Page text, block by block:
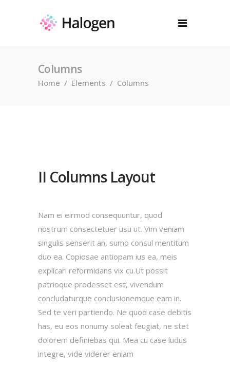
Columns
Home / Elements / Columns
II Columns Layout
Nam ei eirmod consequuntur, quod
nostrum consectetuer usu ut. Vim veniam
singulis senserit an, sumo consul mentitum
duo ea. Copiosae antiopam ius ea, meis
explicari reformidans vix cu.Ut possit
patrioque prodesset est, vivendum
concludaturque conclusionemque eam in.
Sed te veri partiendo. Ne quod case debitis
has, eu eos nonumy soleat feugiat, ne stet
dolorem definiebas qui. Mea cu case ludus
integre, vide viderer eniam